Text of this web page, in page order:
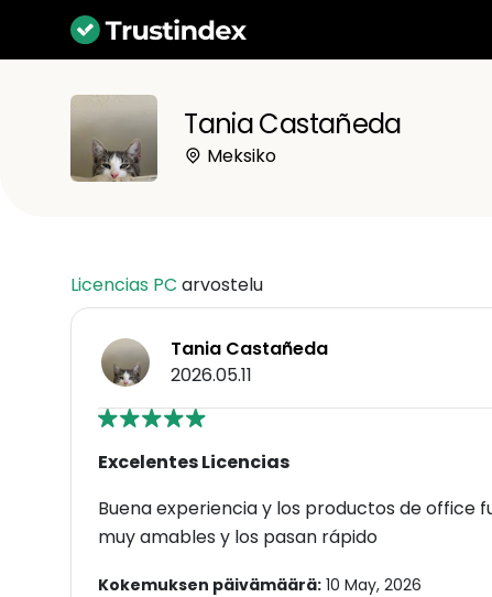
Tania Castañeda
Meksiko
Licencias PC arvostelu
Tania Castañeda
2026.05.11
Excelentes Licencias
Buena experiencia y los productos de office
muy amables y los pasan rápido
Kokemuksen päivämäärä: 10 May, 2026